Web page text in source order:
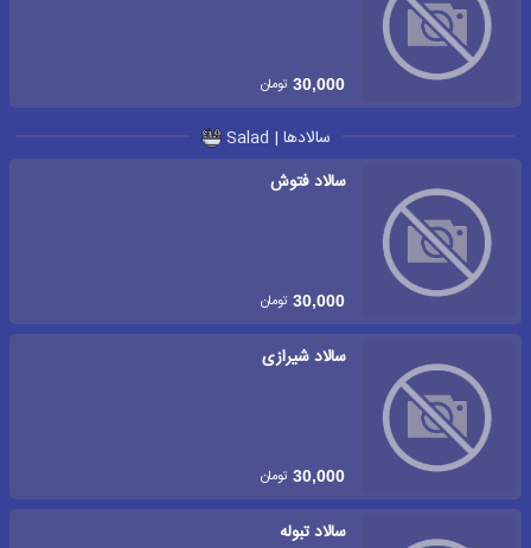
30,000 تومان
سالادها | Salad
سالاد فتوش
30,000 تومان
سالاد شیرازی
30,000 تومان
سالاد تبوله